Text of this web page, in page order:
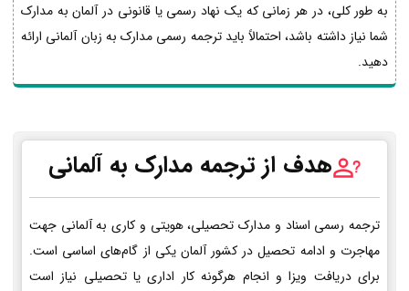
به طور کلی، در هر زمانی که یک نهاد رسمی یا قانونی در آلمان به مدارک
شما نیاز داشته باشد، احتمالاً باید ترجمه رسمی مدارک به زبان آلمانی ارائه
دهید.
هدف از ترجمه مدارک به آلمانی
ترجمه رسمی اسناد و مدارک تحصیلی، هویتی و کاری به آلمانی جهت
مهاجرت و ادامه تحصیل در کشور آلمان یکی از گام‌های اساسی است.
برای دریافت ویزا و انجام هرگونه کار اداری یا تحصیلی نیاز است